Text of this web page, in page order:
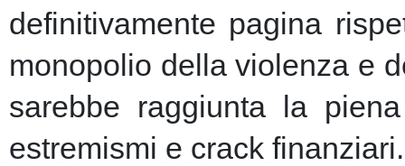
definitivamente pagina
monopolio della violenza e
sarebbe raggiunta la
estremismi e crack finanziari.